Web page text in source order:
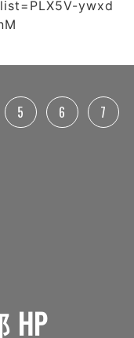
ywxd
5 6
7
HP